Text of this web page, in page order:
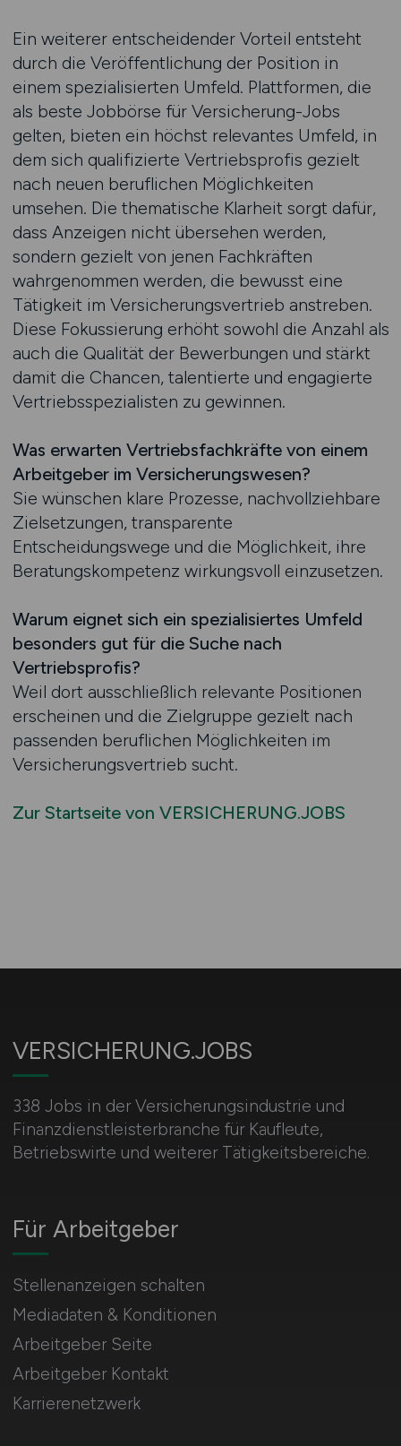
Ein weiterer entscheidender Vorteil entsteht
durch die Veröffentlichung der Position in
einem spezialisierten Umfeld. Plattformen, die
als beste Jobbörse für Versicherung-Jobs
gelten, bieten ein höchst relevantes Umfeld, in
dem sich qualifizierte Vertriebsprofis gezielt
nach neuen beruflichen Möglichkeiten
umsehen. Die thematische Klarheit sorgt dafür,
dass Anzeigen nicht übersehen werden,
sondern gezielt von jenen Fachkräften
wahrgenommen werden, die bewusst eine
Tätigkeit im Versicherungsvertrieb anstreben.
Diese Fokussierung erhöht sowohl die Anzahl als
auch die Qualität der Bewerbungen und stärkt
damit die Chancen, talentierte und engagierte
Vertriebsspezialisten zu gewinnen.
Was erwarten Vertriebsfachkräfte von einem
Arbeitgeber im Versicherungswesen?
Sie wünschen klare Prozesse, nachvollziehbare
Zielsetzungen, transparente
Entscheidungswege und die Möglichkeit, ihre
Beratungskompetenz wirkungsvoll einzusetzen.
Warum eignet sich ein spezialisiertes Umfeld
besonders gut für die Suche nach
Vertriebsprofis?
Weil dort ausschließlich relevante Positionen
erscheinen und die Zielgruppe gezielt nach
passenden beruflichen Möglichkeiten im
Versicherungsvertrieb sucht.
Zur Startseite von VERSICHERUNG.JOBS
VERSICHERUNG.JOBS
338 Jobs in der Versicherungsindustrie und
Finanzdienstleisterbranche für Kaufleute,
Betriebswirte und weiterer Tätigkeitsbereiche.
Für Arbeitgeber
Stellenanzeigen schalten
Mediadaten & Konditionen
Arbeitgeber Seite
Arbeitgeber Kontakt
Karrierenetzwerk